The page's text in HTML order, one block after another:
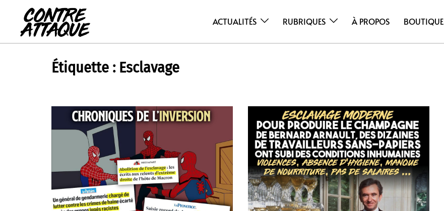
contenu
ACTUALITÉS RUBRIQUES À PROPOS BOUTIQUE
Étiquette : Esclavage